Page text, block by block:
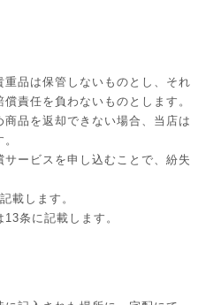
品は保管しないものとし、それ
責任を負わないものとします。
品を返却できない場合、当店は
ービスを申し込むことで、紛失
載します。
条に記載します。